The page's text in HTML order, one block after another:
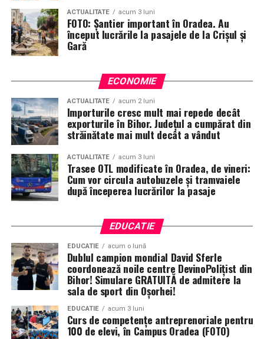
ACTUALITATE acum 3 luni
FOTO: Șantier important în Oradea. Au
început lucrările la pasajele de la Crișul și
Gară
ECONOMIE
ACTUALITATE acum 2 luni
Importurile cresc mult mai repede decât
exporturile în Bihor. Județul a cumpărat din
străinătate mai mult decât a vândut
ACTUALITATE acum 3 luni
Trasee OTL modificate în Oradea, de vineri:
Cum vor circula autobuzele și tramvaiele
după începerea lucrărilor la pasaje
EDUCATIE
EDUCATIE acum o lună
Dublul campion mondial David Sferle
coordonează noile centre DevinoPolițist din
Bihor! Simulare GRATUITĂ de admitere la
sala de sport din Oșorhei!
EDUCATIE acum 3 luni
Curs de competențe antreprenoriale pentru
100 de elevi, în Campus Oradea (FOTO)